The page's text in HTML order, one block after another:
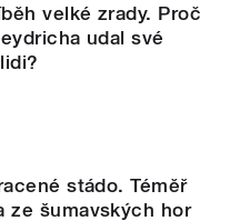
velké zrady. Proč
udal své
stádo. Téměř
ze šumavských hor